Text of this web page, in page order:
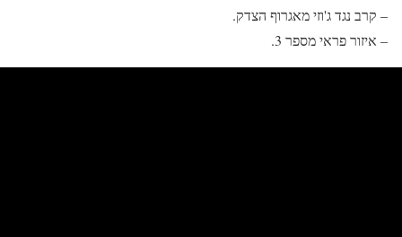
– קרב נגד ג'וזי מאגרוף הצדק.
– איזור פראי מספר 3.